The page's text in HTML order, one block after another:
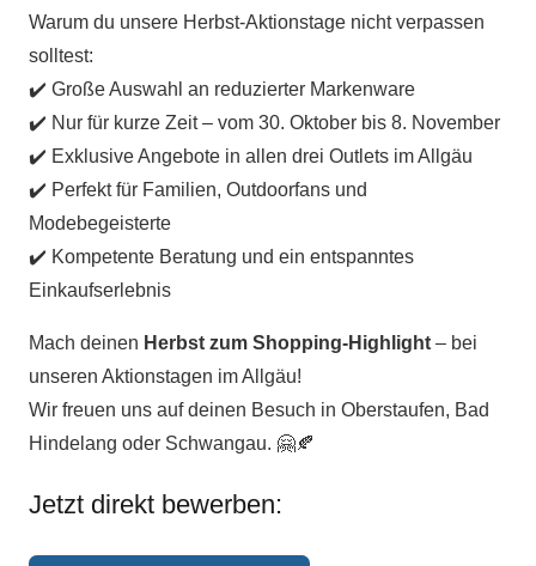
Warum du unsere Herbst-Aktionstage nicht verpassen
solltest:
✔️ Große Auswahl an reduzierter Markenware
✔️ Nur für kurze Zeit – vom 30. Oktober bis 8. November
✔️ Exklusive Angebote in allen drei Outlets im Allgäu
✔️ Perfekt für Familien, Outdoorfans und
Modebegeisterte
✔️ Kompetente Beratung und ein entspanntes
Einkaufserlebnis
Mach deinen Herbst zum Shopping-Highlight – bei
unseren Aktionstagen im Allgäu!
Wir freuen uns auf deinen Besuch in Oberstaufen, Bad
Hindelang oder Schwangau. 🤗🍂
Jetzt direkt bewerben: